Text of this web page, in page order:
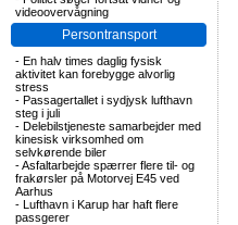
videoovervågning
Persontransport
- En halv times daglig fysisk
aktivitet kan forebygge alvorlig
stress
- Passagertallet i sydjysk lufthavn
steg i juli
- Delebilstjeneste samarbejder med
kinesisk virksomhed om
selvkørende biler
-Asfaltarbejde spærrer flere til- og
frakørsler på Motorvej E45 ved
Aarhus
- Lufthavn i Karup har haft flere
passgerer